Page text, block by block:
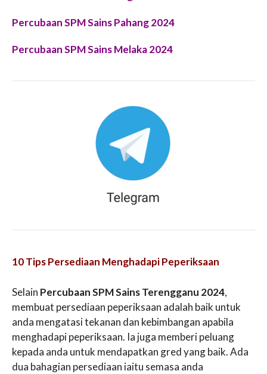
Percubaan SPM Sains Pahang 2024
Percubaan SPM Sains Melaka 2024
10 Tips Persediaan Menghadapi Peperiksaan
Selain Percubaan SPM Sains Terengganu 2024,
membuat persediaan peperiksaan adalah baik untuk
anda mengatasi tekanan dan kebimbangan apabila
menghadapi peperiksaan. Ia juga memberi peluang
kepada anda untuk mendapatkan gred yang baik. Ada
dua bahagian persediaan iaitu semasa anda